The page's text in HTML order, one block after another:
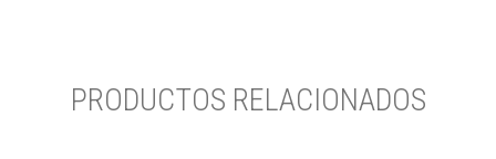
PRODUCTOS RELACIONADOS